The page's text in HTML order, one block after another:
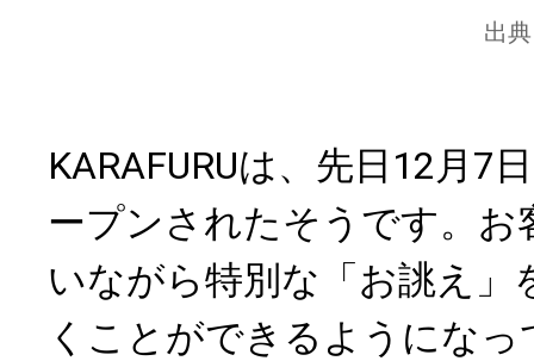
出
KARAFURUは、先日12月7
ープンされたそうです。お
いながら特別な「お誂え」
くことができるようにな